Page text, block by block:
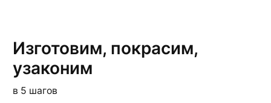
Изготовим, покрасим,
узаконим
в 5 шагов